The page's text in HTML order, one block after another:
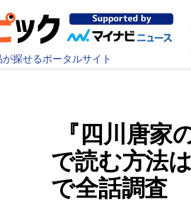
探せるポータルサイト
『四川唐
で読む方法
で全話調査